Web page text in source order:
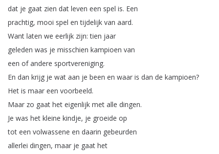
dat je gaat zien dat leven een spel is. Een
prachtig, mooi spel en tijdelijk van aard.
Want laten we eerlijk zijn:tien jaar
geleden was je misschien kampioen van
een of andere sportvereniging.
En dan krijg je wat aan je been en waar is dan de kampioen?
Het is maar een voorbeeld.
Maar zo gaat het eigenlijk met alle dingen.
Je was het kleine kindje, je groeide op
tot een volwassene en daarin gebeurden
allerlei dingen, maar je gaat het